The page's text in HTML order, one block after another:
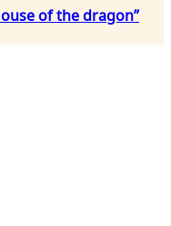
of the dragon”